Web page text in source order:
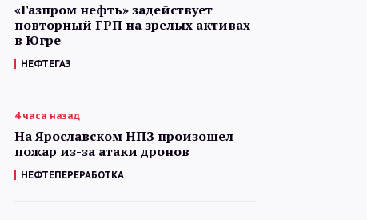
«Газпром нефть» задействует
повторный ГРП на зрелых активах
в Югре
НЕФТЕГАЗ
4 часа назад
На Ярославском НПЗ произошел
пожар из-за атаки дронов
НЕФТЕПЕРЕРАБОТКА